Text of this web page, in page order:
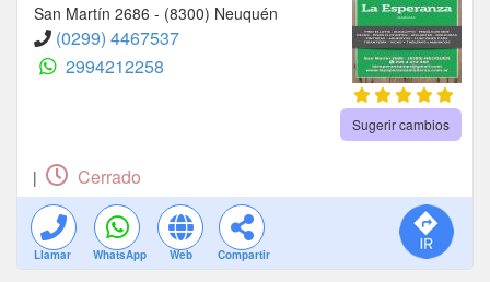
San Martín 2686 - (8300) Neuquén
(0299) 4467537
2994212258
Sugerir cambios
| Cerrado
Llamar WhatsApp Web Compartir